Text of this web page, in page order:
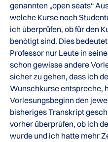
genannten „open seats“
welche Kurse noch
ich überprüfen, ob für den
benötigt sind. Dies
Professor nur Leute in
schon gewisse andere
sicher zu gehen, dass ich
Wunschkurse entspreche,
Vorlesungsbeginn den
bisheriges Transkript
vorher überprüfen, ob ich
wurde und ich hatte mehr